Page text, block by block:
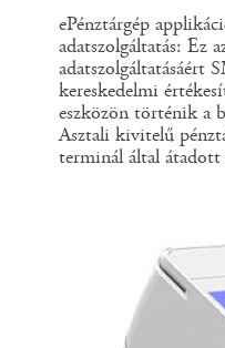
ePénztárgép
adatszolgáltatás: Ez
adatszolgáltatásáért
kereskedelmi
eszközön történik a
Asztali kivitelű
terminál által átadott